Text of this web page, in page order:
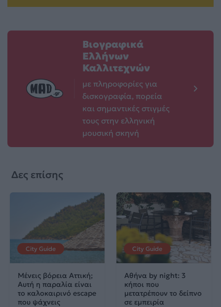
Βιογραφικά
Ελλήνων
Καλλιτεχνών
με πληροφορίες για
δισκογραφία, πορεία
και σημαντικές στιγμές
τους στην ελληνική
μουσική σκηνή
Δες επίσης
City Guide
Μένεις βόρεια Αττική;
Αυτή η παραλία είναι
το καλοκαιρινό escape
που ψάχνεις
City Guide
Αθήνα by night: 3
κήποι που
μετατρέπουν το δείπνο
σε εμπειρία